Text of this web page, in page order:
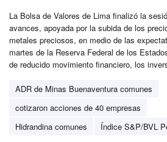
La Bolsa de Valores de Lima finalizó la
avances, apoyada por la subida de los
metales preciosos, en medio de las
martes de la Reserva Federal de los
de reducido movimiento financiero, los
ADR de Minas Buenaventura comunes
cotizaron acciones de 40 empresas
Hidrandina comunes
Índice S&P/BVL